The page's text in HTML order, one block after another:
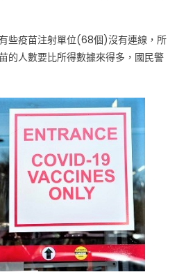
些疫苗注射單位(68個)沒有連線，所
的人數要比所得數據來得多，國民警